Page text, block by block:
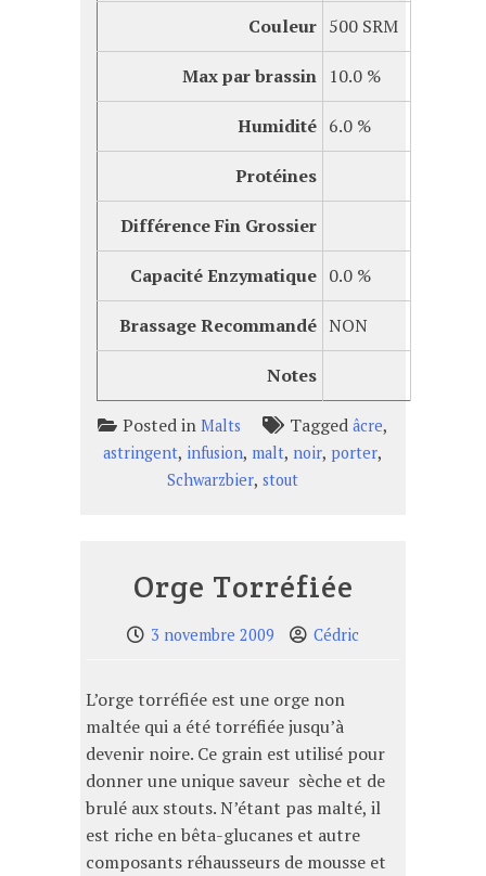
Couleur 500 SRM
Max par brassin 10.0 %
Humidité 6.0 %
Protéines
Différence Fin Grossier
CapacitéEnzymatique 0.0 %
Brassage Recommandé NON
Notes
Posted in Malts Tagged âcre,
astringent, infusion, malt, noir, porter,
Schwarzbier, stout
Orge Torréfiée
3 novembre 2009 Cédric
L’orge torréfiée est une orge non
maltée qui a été torréfiée jusqu’à
devenir noire. Ce grain est utilisé pour
donner une unique saveur sèche et de
brulé aux stouts. N’étant pas malté, il
est riche en bêta-glucanes et autre
composants réhausseurs de mousse et